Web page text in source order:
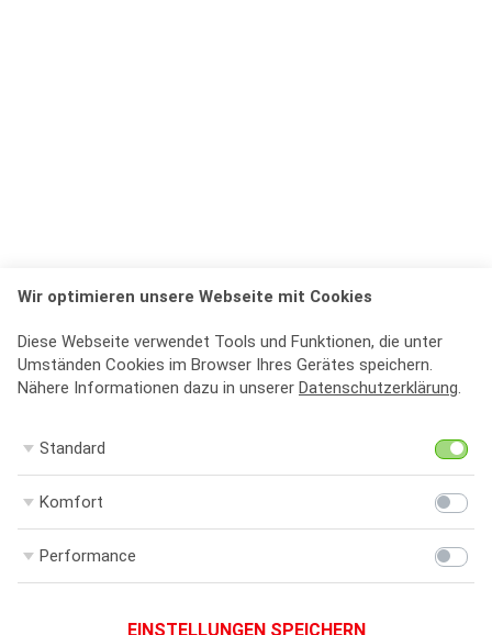
Wir optimieren unsere Webseite mit Cookies
Diese Webseite verwendet Tools und Funktionen, die unter
Umständen Cookies im Browser Ihres Gerätes speichern.
Nähere Informationen dazu in unserer Datenschutzerklärung.
Standard
Komfort
Performance
EINSTELLUNGEN SPEICHERN